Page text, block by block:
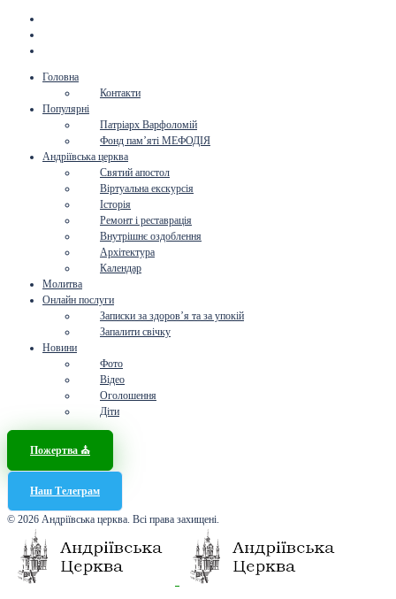
Головна
Контакти
Популярні
Патріарх Варфоломій
Фонд пам’яті МЕФОДІЯ
Андріївська церква
Святий апостол
Віртуальна екскурсія
Історія
Ремонт і реставрація
Внутрішнє оздоблення
Архітектура
Календар
Молитва
Онлайн послуги
Записки за здоров’я та за упокій
Запалити свічку
Новини
Фото
Відео
Оголошення
Діти
Пожертва ⛪️
Наш Телеграм
© 2026 Андріївська церква. Всі права захищені.